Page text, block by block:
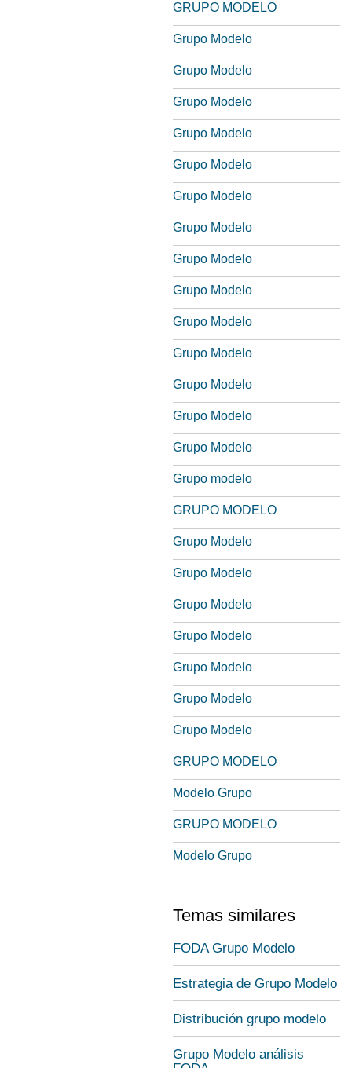
GRUPO MODELO
Grupo Modelo
Grupo Modelo
Grupo Modelo
Grupo Modelo
Grupo Modelo
Grupo Modelo
Grupo Modelo
Grupo Modelo
Grupo Modelo
Grupo Modelo
Grupo Modelo
Grupo Modelo
Grupo Modelo
Grupo Modelo
Grupo modelo
GRUPO MODELO
Grupo Modelo
Grupo Modelo
Grupo Modelo
Grupo Modelo
Grupo Modelo
Grupo Modelo
Grupo Modelo
GRUPO MODELO
Modelo Grupo
GRUPO MODELO
Modelo Grupo
Temas similares
FODA Grupo Modelo
Estrategia de Grupo Modelo
Distribución grupo modelo
Grupo Modelo análisis